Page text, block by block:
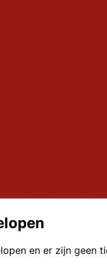
en er zijn geen